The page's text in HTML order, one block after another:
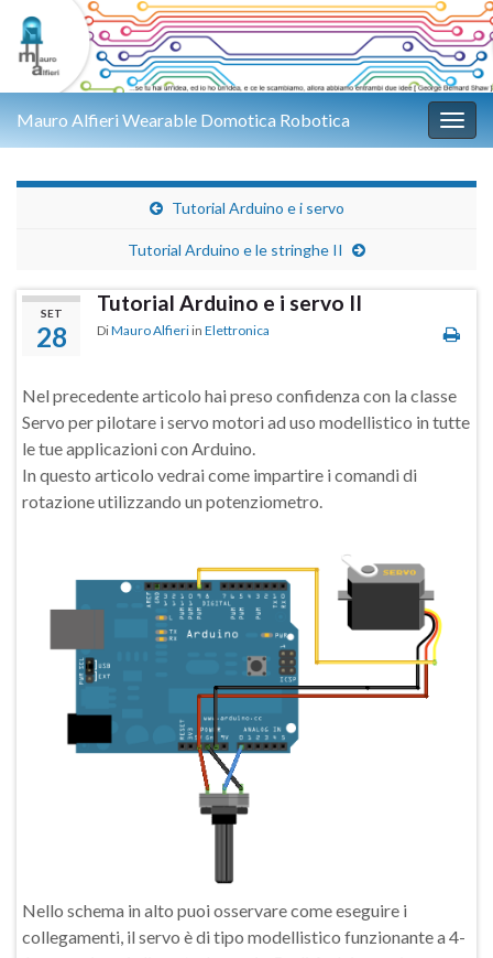
Mauro Alfieri Wearable Domotica Robotica
Tutorial Arduino e i servo
Tutorial Arduino e le stringhe II
SET
28
Tutorial Arduino e i servo II
DiMauro Alfieri in Elettronica
Nel precedente articolo hai preso confidenza con la classe
Servo per pilotare i servo motori ad uso modellistico in tutte
le tue applicazioni con Arduino.
In questo articolo vedrai come impartire i comandi di
rotazione utilizzando un potenziometro.
Nello schema in alto puoi osservare come eseguire i
collegamenti, il servo è di tipo modellistico funzionante a 4-